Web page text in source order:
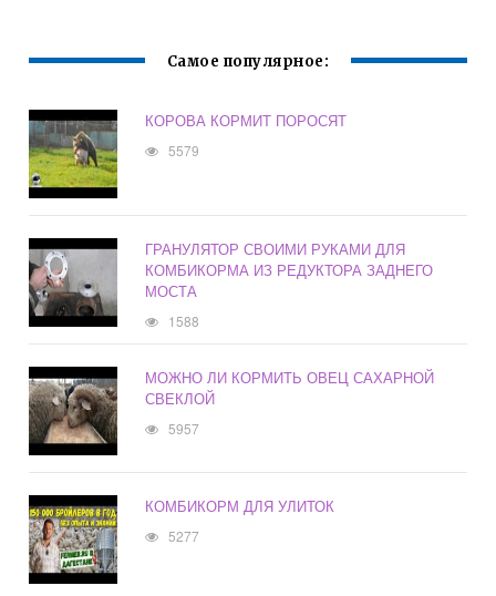
Самое популярное:
КОРОВА КОРМИТ ПОРОСЯТ
5579
ГРАНУЛЯТОР СВОИМИ РУКАМИ ДЛЯ
КОМБИКОРМА ИЗ РЕДУКТОРА ЗАДНЕГО
МОСТА
1588
МОЖНО ЛИ КОРМИТЬ ОВЕЦ САХАРНОЙ
СВЕКЛОЙ
5957
КОМБИКОРМ ДЛЯ УЛИТОК
5277